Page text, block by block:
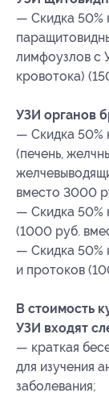
— Скидка 50%
лимфоузлов с
кровотока)
УЗИ органов
— Скидка 50%
(печень,
вместо 3000
— Скидка 50%
(1000 руб.
— Скидка 50%
и протоков
В стоимость
УЗИ входят
— краткая
для изучения
заболевания;